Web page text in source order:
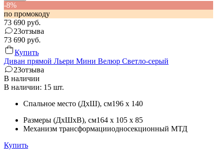
-8%
по промокоду
73 690 руб.
23отзыва
73 690 руб.
Купить
Диван прямой Льери Мини Велюр Светло-серый
23отзыва
В наличии
В наличии: 15 шт.
Спальное место (ДхШ), см196 x 140
Размеры (ДхШхВ), см164 x 105 x 85
Механизм трансформацииодносекционный МТД
Купить